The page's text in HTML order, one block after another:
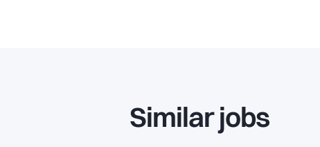
Similar jobs